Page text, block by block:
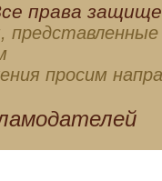
права
просим